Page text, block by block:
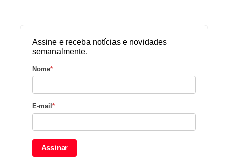
Assine e receba notícias e novidades
semanalmente.
Nome*
E-mail *
Assinar